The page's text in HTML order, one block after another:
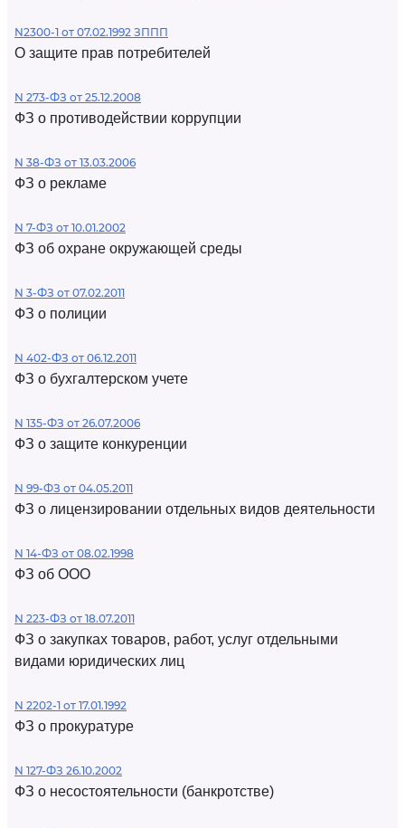
N2300-1 от 07.02.1992 ЗППП
О защите прав потребителей
N 273-ФЗ от 25.12.2008
ФЗ о противодействии коррупции
N 38-ФЗ от 13.03.2006
ФЗ о рекламе
N 7-ФЗ от 10.01.2002
ФЗ об охране окружающей среды
N 3-ФЗ от 07.02.2011
ФЗ о полиции
N 402-ФЗ от 06.12.2011
ФЗ о бухгалтерском учете
N 135-ФЗ от 26.07.2006
ФЗ о защите конкуренции
N 99-ФЗ от 04.05.2011
ФЗ о лицензировании отдельных видов деятельности
N 14-ФЗ от 08.02.1998
ФЗ об ООО
N 223-ФЗ от 18.07.2011
ФЗ о закупках товаров, работ, услуг отдельными
видами юридических лиц
N 2202-1 от 17.01.1992
ФЗ о прокуратуре
N 127-ФЗ 26.10.2002
ФЗ о несостоятельности (банкротстве)